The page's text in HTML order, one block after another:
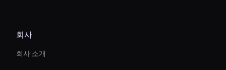
Holographic Avatar For Retail Stores
Virtual Assistant For Business
회사
회사 소개